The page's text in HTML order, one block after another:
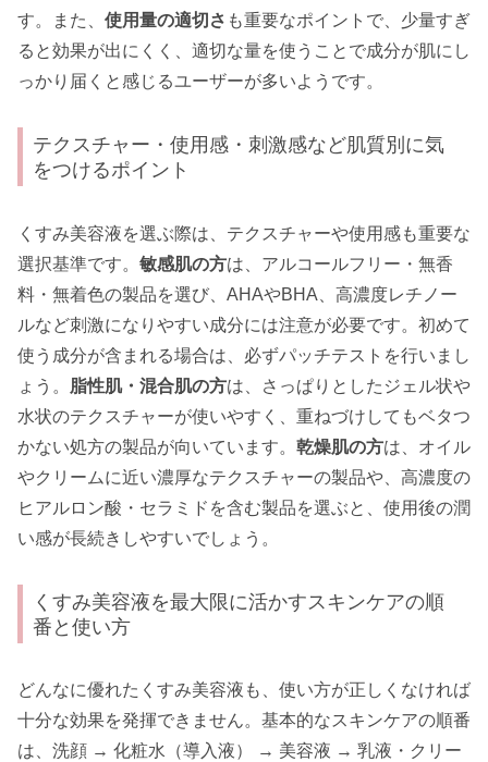
す。また、 使用量の適切さ も重要なポイントで、少量すぎ
ると効果が出にくく、適切な量を使うことで成分が肌にし
っかり届くと感じるユーザーが多いようです。
テクスチャー・使用感・刺激感など肌質別に気
をつけるポイント
くすみ美容液を選ぶ際は、テクスチャーや使用感も重要な
選択基準です。 敏感肌の方は、アルコールフリー・無香
料・無着色の製品を選び、AHAやBHA、高濃度レチノー
ルなど刺激になりやすい成分には注意が必要です。初めて
使う成分が含まれる場合は、必ずパッチテストを行いまし
ょう。 脂性肌・混合肌の方は、さっぱりとしたジェル状や
水状のテクスチャーが使いやすく、重ねづけしてもベタつ
かない処方の製品が向いています。 乾燥肌の方は、オイル
やクリームに近い濃厚なテクスチャーの製品や、高濃度の
ヒアルロン酸・セラミドを含む製品を選ぶと、使用後の潤
い感が長続きしやすいでしょう。
くすみ美容液を最大限に活かすスキンケアの順
番と使い方
どんなに優れたくすみ美容液も、使い方が正しくなければ
十分な効果を発揮できません。基本的なスキンケアの順番
は、洗顔 → 化粧水（導入液） → 美容液 → 乳液・クリー